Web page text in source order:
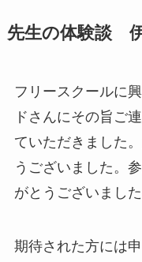
先生の体験談
フリースクールに
ドさんにその旨ご
ていただきました
うございました。
がとうございました
期待された方には